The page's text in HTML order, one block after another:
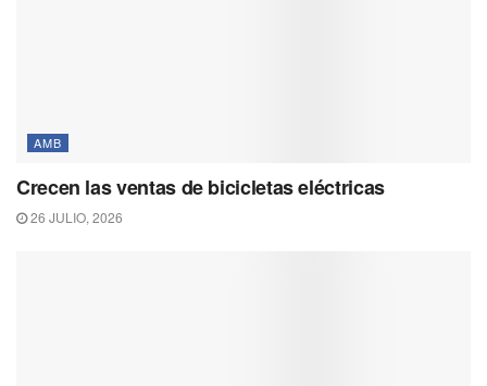
AMB
Crecen las ventas de bicicletas eléctricas
26 JULIO, 2026